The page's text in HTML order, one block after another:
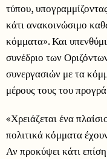
τύπου,
κάτι ανακοινώσιμο
κόμματα». Και
συνέδριο των
συνεργασιών με τα
μέρους τους του
«Χρειάζεται ένα
πολιτικά κόμματα
Αν προκύψει κάτι